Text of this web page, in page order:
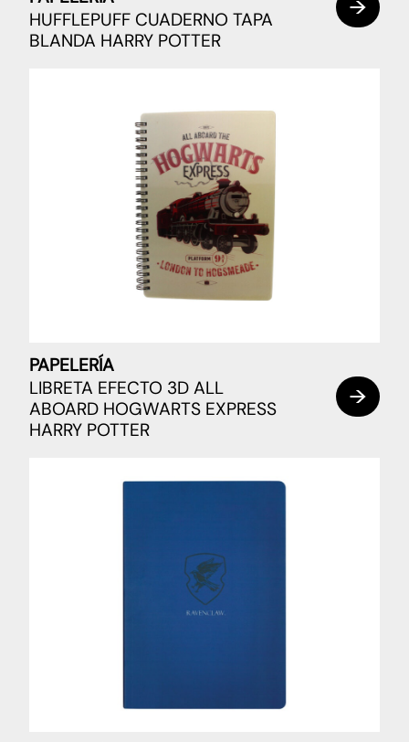
HUFFLEPUFF CUADERNO TAPA
BLANDA HARRY POTTER
PAPELERÍA
LIBRETA EFECTO 3D ALL
ABOARD HOGWARTS EXPRESS
HARRY POTTER